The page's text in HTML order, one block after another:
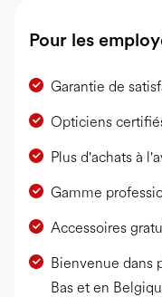
Pour les
Garantie de
Opticiens
Plus d'achats à
Gamme
Accessoires
Bienvenue dans
Bas et en